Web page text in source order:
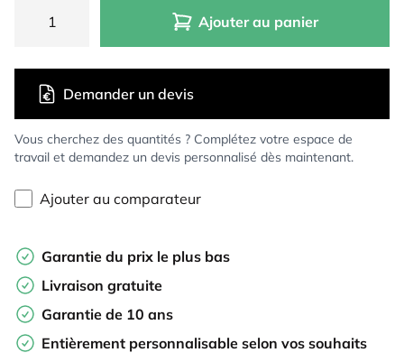
Ajouter au panier
Vous cherchez des quantités ? Complétez votre espace de
travail et demandez un devis personnalisé dès maintenant.
Demander un devis
Ajouter au comparateur
Garantie du prix le plus bas
Livraison gratuite
Garantie de 10 ans
Entièrement personnalisable selon vos souhaits